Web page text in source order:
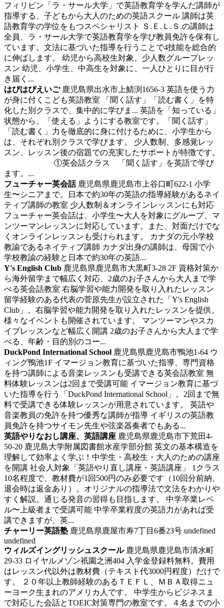
フィリピン「ラ・サール大学」で英語教育学を学んだ講師が
指導する、子どもから大人のための英語スクール 講師は英
語教育学の学位をもつスペシャリスト Ｓ.Ｅ.Ｌ.Ｓ.の講師は
全員、ラ・サール大学で英語教育学を学び教員免許を保有し
ています。文法に基づいた指導を行うことで4技能を総合的
に伸ばします。 幼児から高校生対象、少人数グループレッ
スン 幼児、小学生、中高生を対象に、一人ひとりに目が行
き届く...
はぴはぴえいご鹿児島県出水市上鯖渕1656-3 英語を使う力
が身に付くこども英語教室 「聞く話す」「読む書く」を特
化した別クラスで、集中的に学びま... 英語を「知っている」
状態から、「使える」ようにする教室です。「聞く話す」
「読む書く」力を徹底的に身に付けるために、小学生から
は、それぞれ別クラスで学びます。 少人数制、多感覚レッ
スン、レッスン後の宿題での充実したサポートが特徴です。
①英会話クラス 「聞く話す」を英語で学び
ます。...
フューチャー英会話鹿児島県鹿児島市上谷口町622-1 小学
生〜シニアまで。日本で約30年の英語の指導経験があるネイ
ティブ講師の教室 少人数制＆オンラインレッスンにも対応
フューチャー英会話は、小学生〜大人を対象にグループ、マ
ンツーマンレッスンに対応しています。また、対面だけでな
くオンラインレッスンも受けられます。 カナダの元小学校
教諭であるネイティブ講師 カナダ出身の講師は、母国で小
学校教諭の経験と日本で約30年の英語...
Y's English Club 鹿児島県鹿児島市大黒町3-28 2F 資格対策か
ら海外留学まで幅広く対応、2歳のお子さんから大人まで学
べる英会話教室 右脳学習や能力開発を取り入れたレッスン
留学経験のある代表の菅原先生が設立された「Y's English
Club」。右脳学習や能力開発を取り入れたレッスンを提供。
様々なイベントも開催されています。 マンツーマンやスカ
イプレッスンなど幅広く開講 2歳のお子さんから大人まで学
べる、年齢・目的別のコー...
DuckPond International School 鹿児島県鹿児島市鴨池1-64 ウ
ィング鴨池1F イマージョン教育に基づいた指導、専門資格
を持つ講師による音楽レッスンも受講できる英会話教室 無
料体験レッスンは2回まで受講可能 イマージョン教育に基づ
いた指導を行う「DuckPond International School」。2回まで無
料で受講できる体験レッスンが用意されています。 英語や
音楽教員の免許を持つ優秀な講師が指導 イギリスの英語教
員免許を持つサイモン先生や弦楽器奏者でもある...
英語やりなおし講座、英語講座 鹿児島県鹿児島市下荒田4-
50-20 鹿児島大学附属図書館水産学部分館 英文の基本構造を
理解して効率よく学ぶ！中学生・高校生・大人のための講座
を開講 社会人対象「英語やり直し講座・英語講座」 1クラス
10名程度で、教材費が1回500円のみ必要です（10回分前納、
退会時は返金あり）。オリジナルの指導法で文法をわかりや
すく解説。通じる発音の習得も目指します。 中学卒業レベ
ル〜上級者まで受講可能 中学卒業程度の英語力があれば受
講できますが、英...
チャーリー英語塾 鹿児島県鹿屋市寿7丁目6番23号 undefined
undefined
ウィルズイングリッシュスクール鹿児島県鹿児島市清水町
29-33 ロイヤルメゾン祇園之洲404 入学金登録料無料。費用
はレッスン代以外は教材費（テキスト代3000円程度）だけで
す。
２０年以上教師経験のあるＴＥＦＬ、ＭＢＡ取得ニュ
ーヨーク生まれのアメリカ人です。 中学生からビジネスま
で対応した会話とTOEIC対策専門の教室です。４名までの小